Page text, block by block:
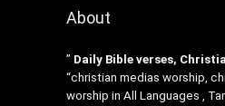
About
” Daily Bible verses,
“christian medias worship,
worship in All Languages ,